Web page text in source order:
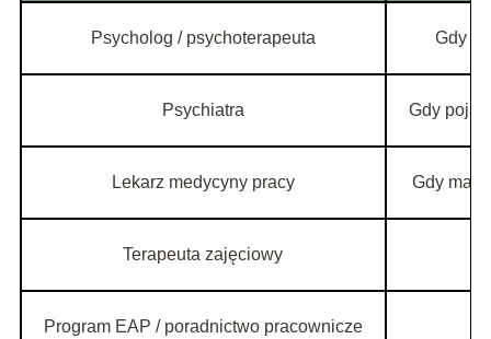
Psycholog / psychoterapeuta Gdy
Psychiatra Gdy
Lekarz medycyny pracy Gdy
Terapeuta zajęciowy
Program EAP / poradnictwo pracownicze